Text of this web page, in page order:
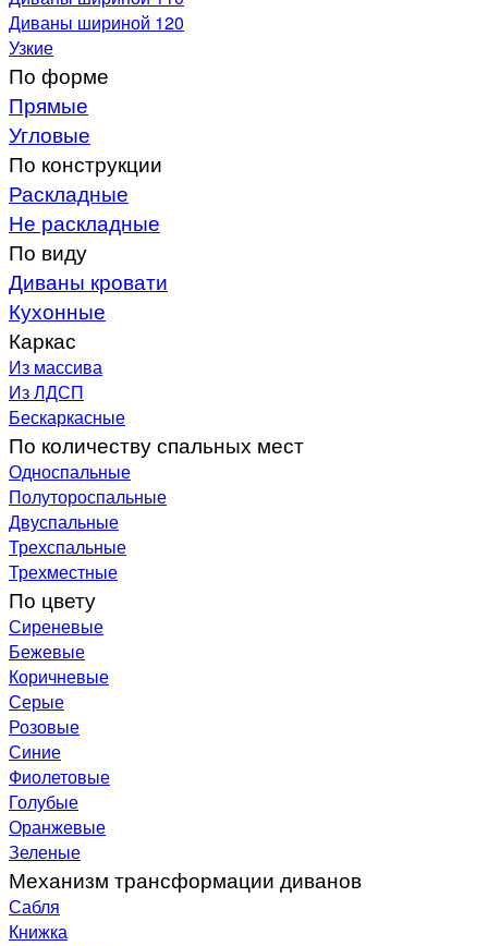
Диваны шириной 120
Узкие
По форме
Прямые
Угловые
По конструкции
Раскладные
Не раскладные
По виду
Диваны кровати
Кухонные
Каркас
Из массива
Из ЛДСП
Бескаркасные
По количеству спальных мест
Односпальные
Полутороспальные
Двуспальные
Трехспальные
Трехместные
По цвету
Сиреневые
Бежевые
Коричневые
Серые
Розовые
Синие
Фиолетовые
Голубые
Оранжевые
Зеленые
Механизм трансформации диванов
Сабля
Книжка